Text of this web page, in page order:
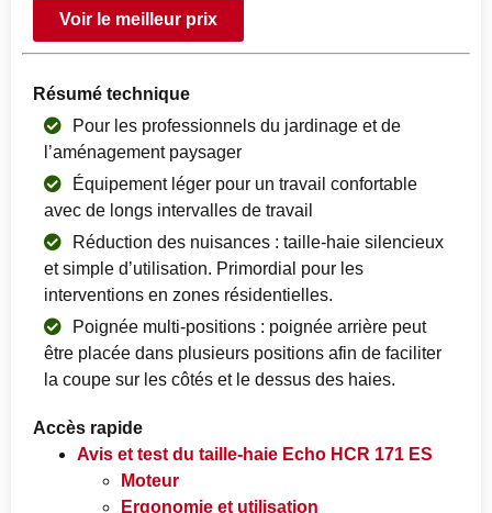
Voir le meilleur prix
Résumé technique
Pour les professionnels du jardinage et de
l’aménagement paysager
Équipement léger pour un travail confortable
avec de longs intervalles de travail
Réduction des nuisances : taille-haie silencieux
et simple d’utilisation. Primordial pour les
interventions en zones résidentielles.
Poignée multi-positions : poignée arrière peut
être placée dans plusieurs positions afin de faciliter
la coupe sur les côtés et le dessus des haies.
Accès rapide
Avis et test du taille-haie Echo HCR 171 ES
Moteur
Ergonomie et utilisation